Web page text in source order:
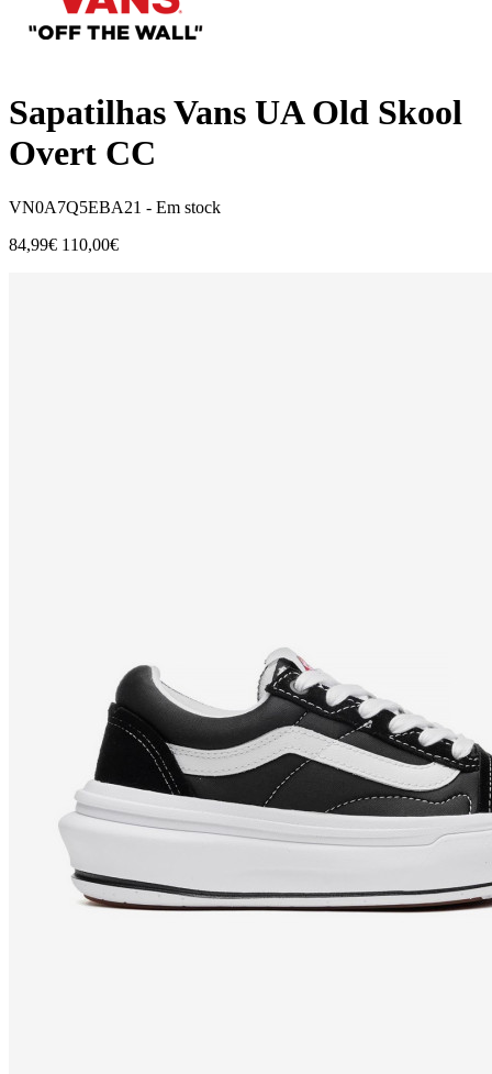
Sapatilhas Vans UA Old Skool
Overt CC
VN0A7Q5EBA21 - Em stock
84,99€ 110,00€